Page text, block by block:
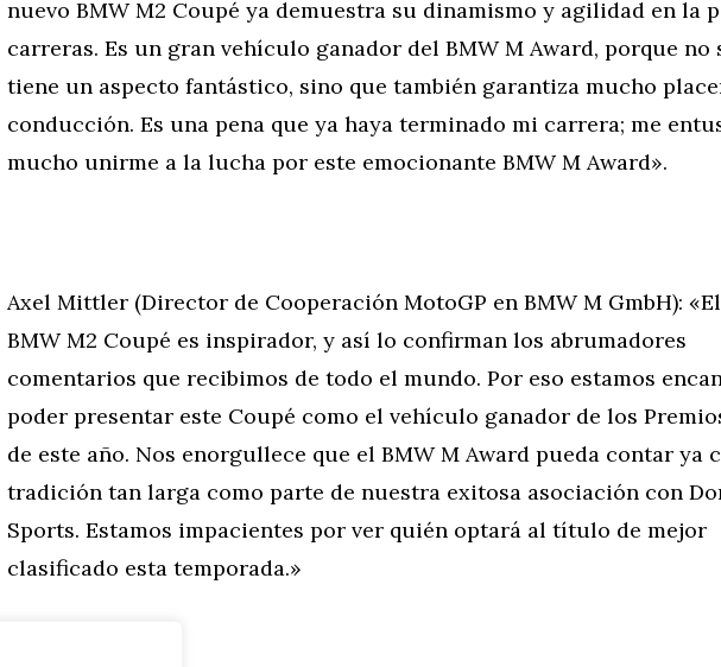
nuevo BMW M2 Coupé ya demuestra su dinamismo y agilidad en la
carreras. Es un gran vehículo ganador del BMW M Award, porque no
tiene un aspecto fantástico, sino que también garantiza mucho
conducción. Es una pena que ya haya terminado mi carrera; me
mucho unirme a la lucha por este emocionante BMW M Award».
Axel Mittler (Director de Cooperación MotoGP en BMW M GmbH):
BMW M2 Coupé es inspirador, y así lo confirman los abrumadores
comentarios que recibimos de todo el mundo. Por eso estamos
poder presentar este Coupé como el vehículo ganador de los
de este año. Nos enorgullece que el BMW M Award pueda contar ya
tradición tan larga como parte de nuestra exitosa asociación con
Sports. Estamos impacientes por ver quién optará al título de mejor
clasificado esta temporada.»